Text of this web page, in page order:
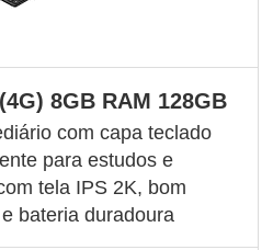
8GB RAM 128GB
com capa teclado
para estudos e
tela IPS 2K, bom
bateria duradoura